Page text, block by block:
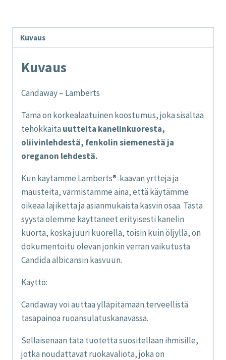
Kuvaus
Kuvaus
Candaway – Lamberts
Tämä on korkealaatuinen koostumus, joka sisältää
tehokkaita uutteita kanelinkuoresta,
oliivinlehdestä, fenkolin siemenestä ja
oreganon lehdestä.
Kun käytämme Lamberts®-kaavan yrttejä ja
mausteita, varmistamme aina, että käytämme
oikeaa lajiketta ja asianmukaista kasvin osaa. Tästä
syystä olemme käyttäneet erityisesti kanelin
kuorta, koska juuri kuorella, toisin kuin öljyllä, on
dokumentoitu olevan jonkin verran vaikutusta
Candida albicansin kasvuun.
Käyttö:
Candaway voi auttaa ylläpitämään terveellistä
tasapainoa ruoansulatuskanavassa.
Sellaisenaan tätä tuotetta suositellaan ihmisille,
jotka noudattavat ruokavaliota, joka on